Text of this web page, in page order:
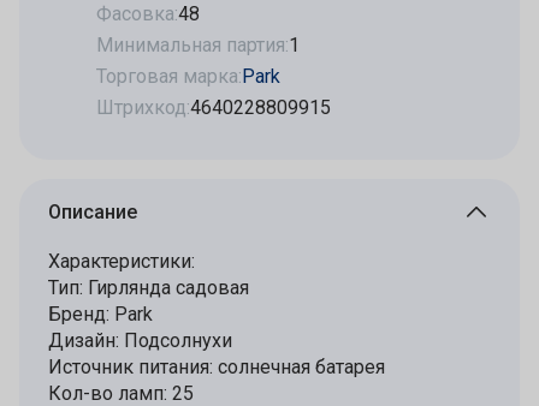
Фасовка:48
Минимальная партия:1
Торговая марка:Park
Штрихкод:4640228809915
Описание
Характеристики:
Тип: Гирлянда садовая
Бренд: Park
Дизайн: Подсолнухи
Источник питания: солнечная батарея
Кол-во ламп: 25